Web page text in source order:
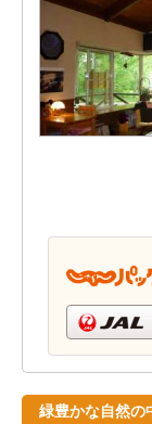
緑豊かな自然の